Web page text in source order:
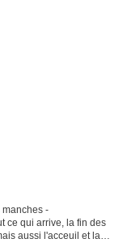
manches -
ce qui arrive, la fin des
aussi l'acceuil et la